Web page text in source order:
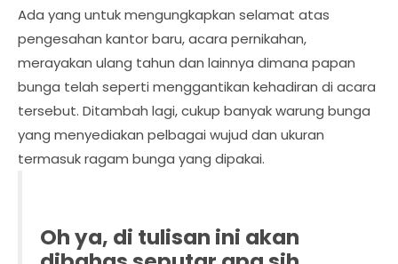
Ada yang untuk mengungkapkan selamat atas
pengesahan kantor baru, acara pernikahan,
merayakan ulang tahun dan lainnya dimana papan
bunga telah seperti menggantikan kehadiran di acara
tersebut. Ditambah lagi, cukup banyak warung bunga
yang menyediakan pelbagai wujud dan ukuran
termasuk ragam bunga yang dipakai.
Oh ya, di tulisan ini akan